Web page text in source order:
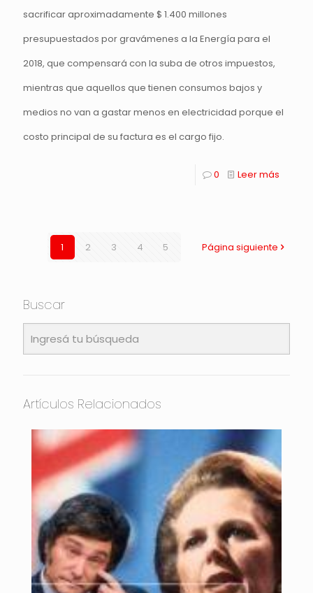
sacrificar aproximadamente $ 1.400 millones
presupuestados por gravámenes a la Energía para el
2018, que compensará con la suba de otros impuestos,
mientras que aquellos que tienen consumos bajos y
medios no van a gastar menos en electricidad porque el
costo principal de su factura es el cargo fijo.
0 Leer más
1 2 3 4 5 Página siguiente
Buscar
Artículos Relacionados